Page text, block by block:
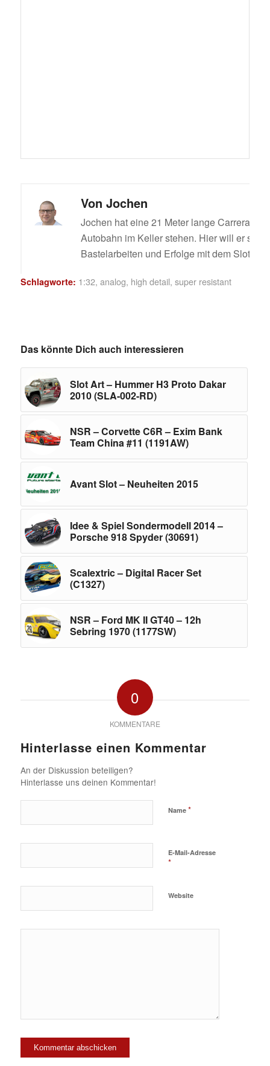
Von Jochen
Jochen hat eine 21 Meter lange Carrera
Autobahn im Keller stehen. Hier will er
Bastelarbeiten und Erfolge mit dem Slotcar
Schlagworte: 1:32, analog, high detail, super resistant
Das könnte Dich auch interessieren
Slot Art – Hummer H3 Proto Dakar
2010 (SLA-002-RD)
NSR – Corvette C6R – Exim Bank
Team China #11 (1191AW)
Avant Slot – Neuheiten 2015
Idee & Spiel Sondermodell 2014 –
Porsche 918 Spyder (30691)
Scalextric – Digital Racer Set
(C1327)
NSR – Ford MK II GT40 – 12h
Sebring 1970 (1177SW)
0
KOMMENTARE
Hinterlasse einen Kommentar
An der Diskussion beteiligen?
Hinterlasse uns deinen Kommentar!
Name *
E-Mail-Adresse
*
Website